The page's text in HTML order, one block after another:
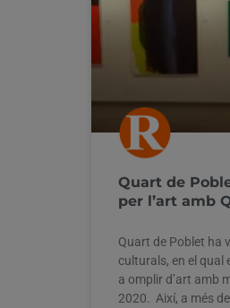
Quart de
per l’art amb
Quart de Poblet ha
culturals, en el qual
a omplir d’art amb
2020. Així, a més